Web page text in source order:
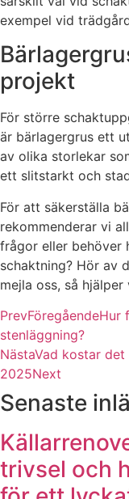
exempel vid
projekt
För större
är bärlagergrus ett
av olika storlekar
ett slitstarkt och
För att säkerställa
rekommenderar vi
frågor eller behöver
schaktning? Hör av
mejla oss, så
PrevFöregåendeHur
stenläggning?
NästaVad kostar det
2025Next
Senaste
trivsel och